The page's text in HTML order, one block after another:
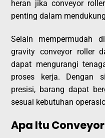
heran jika conveyor
penting dalam
Selain mempermudah
gravity conveyor roller
dapat mengurangi
proses kerja. Dengan
presisi, barang dapat
sesuai kebutuhan
Apa Itu